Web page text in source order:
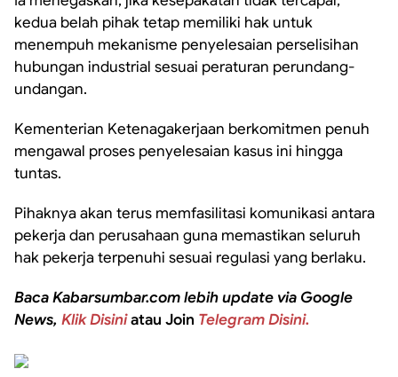
kedua belah pihak tetap memiliki hak untuk
menempuh mekanisme penyelesaian perselisihan
hubungan industrial sesuai peraturan perundang-
undangan.
Kementerian Ketenagakerjaan berkomitmen penuh
mengawal proses penyelesaian kasus ini hingga
tuntas.
Pihaknya akan terus memfasilitasi komunikasi antara
pekerja dan perusahaan guna memastikan seluruh
hak pekerja terpenuhi sesuai regulasi yang berlaku.
Baca Kabarsumbar.com lebih update via Google
News, Klik Disiniatau Join Telegram Disini.